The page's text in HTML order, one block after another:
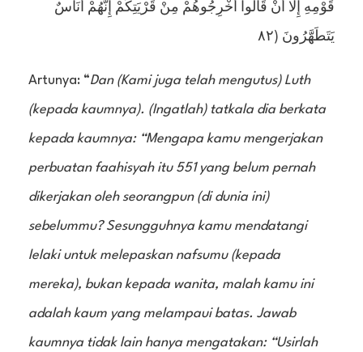
قَوْمِهِ إِلا أَنْ قَالُوا أَخْرِجُوهُمْ مِنْ قَرْيَتِكُمْ إِنَّهُمْ أُنَاسٌ
يَتَطَهَّرُونَ (٨٢
Artunya: “Dan (Kami juga telah mengutus) Luth
(kepada kaumnya). (Ingatlah) tatkala dia berkata
kepada kaumnya: “Mengapa kamu mengerjakan
perbuatan faahisyah itu 551 yang belum pernah
dikerjakan oleh seorangpun (di dunia ini)
sebelummu? Sesungguhnya kamu mendatangi
lelaki untuk melepaskan nafsumu (kepada
mereka), bukan kepada wanita, malah kamu ini
adalah kaum yang melampaui batas. Jawab
kaumnya tidak lain hanya mengatakan: “Usirlah